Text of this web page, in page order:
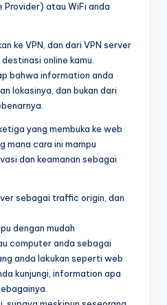
Provider) atau WiFi anda
ke VPN, dan dari VPN server
online kamu.
bahwa information anda
lokasinya, dan bukan dari
yang membuka ke web
mana cara ini mampu
dan keamanan sebagai
sebagai traffic origin, dan
dengan mudah
computer anda sebagai
anda lakukan seperti web
kunjungi, information apa